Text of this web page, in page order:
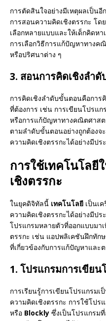
การตัดสินใจอย่างมีเหตุผลเป็น
การสอนความคิดเชิงตรรกะ โ
เลือกหลายแบบและให้เด็กคิดห
การเลือกวิธีการแก้ปัญหาทางค
หรือปริศนาต่าง ๆ
3. สอนการคิดเชิงลำ
การคิดเชิงลำดับขั้นตอนคือการ
ที่ต้องการ เช่น การเขียนโปรแ
หรือการแก้ปัญหาทางคณิตศาสต
ตามลำดับขั้นตอนอย่างถูกต้องจ
ความคิดเชิงตรรกะได้อย่างมีป
การใช้เทคโนโล
เชิงตรรกะ
ในยุคดิจิทัลนี้ เทคโนโลยี เป็นเ
ความคิดเชิงตรรกะได้อย่างมีป
โปรแกรมหลายตัวที่ออกแบบมา
ตรรกะ เช่น แอปพลิเคชันฝึกทัก
ที่เกี่ยวข้องกับการแก้ปัญหาและ
1. โปรแกรมการเขียน
การเรียนรู้การเขียนโปรแกรม
ความคิดเชิงตรรกะ การใช้โปร
หรือ Blockly ซึ่งเป็นโปรแกรม